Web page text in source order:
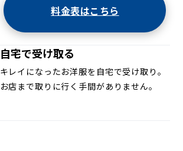
料金表はこちら
自宅で受け取る
キレイになったお洋服を自宅で受け取り。
お店まで取りに行く手間がありません。